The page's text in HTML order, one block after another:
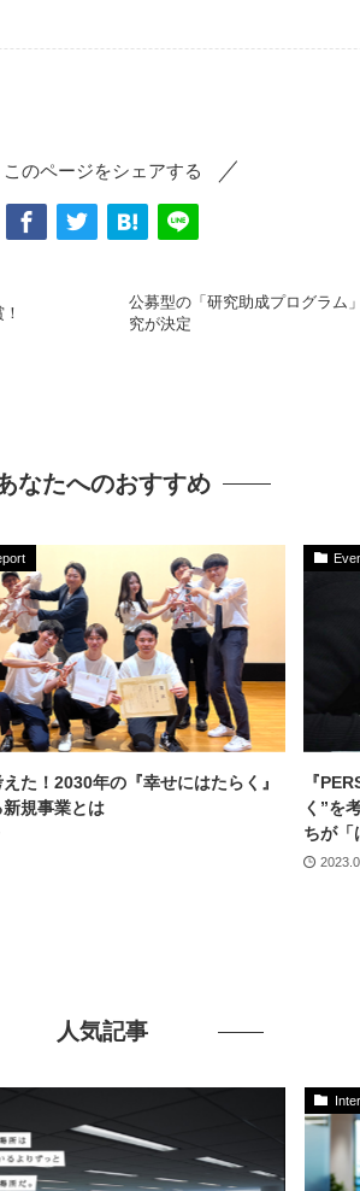
このページをシェアする
公募型の「研究助成プログラム
究が決定
なたへのおすすめ
た！2030年の『幸せにはたらく』
規事業とは
『
く”を
ちが「
人気記事